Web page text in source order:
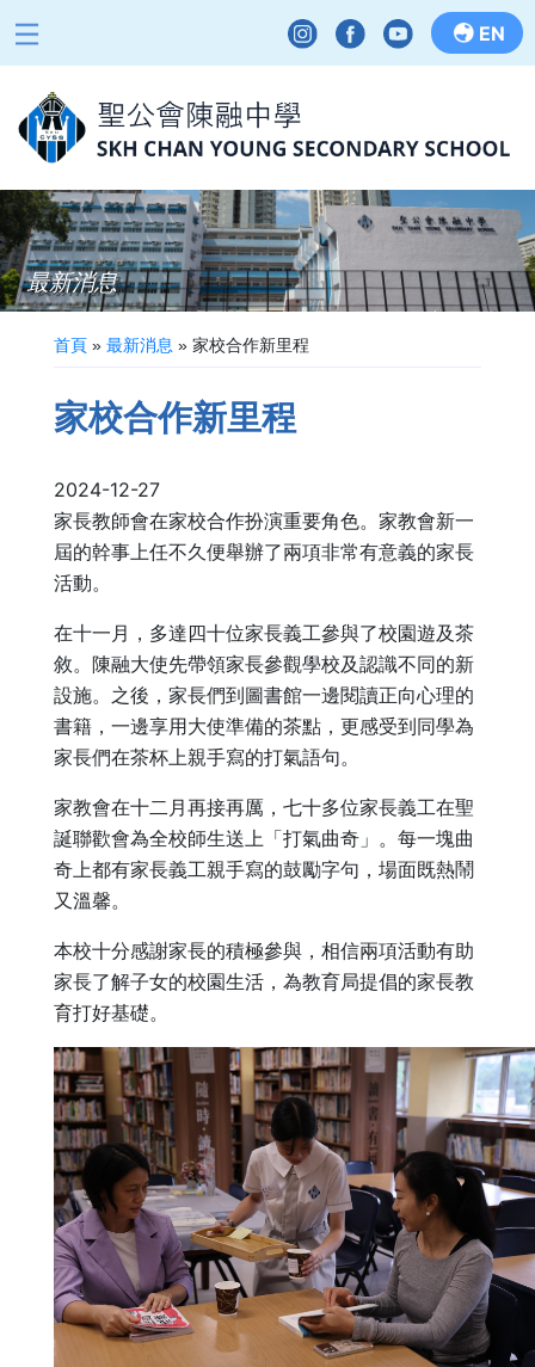
EN
最新消息
首頁 » 最新消息 » 家校合作新里程
家校合作新里程
2024-12-27
家長教師會在家校合作扮演重要角色。家教會新一
屆的幹事上任不久便舉辦了兩項非常有意義的家長
活動。
在十一月，多達四十位家長義工參與了校園遊及茶
敘。陳融大使先帶領家長參觀學校及認識不同的新
設施。之後，家長們到圖書館一邊閱讀正向心理的
書籍，一邊享用大使準備的茶點，更感受到同學為
家長們在茶杯上親手寫的打氣語句。
家教會在十二月再接再厲，七十多位家長義工在聖
誕聯歡會為全校師生送上「打氣曲奇」。每一塊曲
奇上都有家長義工親手寫的鼓勵字句，場面既熱鬧
又溫馨。
本校十分感謝家長的積極參與，相信兩項活動有助
家長了解子女的校園生活，為教育局提倡的家長教
育打好基礎。